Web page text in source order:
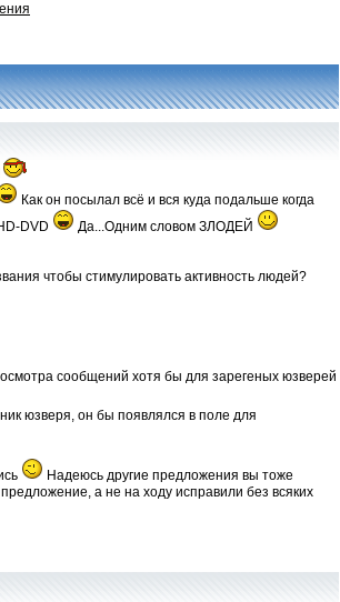
Как он посылал всё и вся куда подальше когда
DVD
Да...Одним словом ЗЛОДЕЙ
чтобы стимулировать активность людей?
сообщений хотя бы для зарегеных юзверей
юзверя, он бы появлялся в поле для
Надеюсь другие предложения вы тоже
а не на ходу исправили без всяких